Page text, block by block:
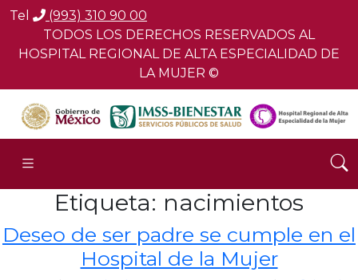
Tel
(993) 310 90 00
TODOS LOS DERECHOS RESERVADOS AL
HOSPITAL REGIONAL DE ALTA ESPECIALIDAD DE
LA MUJER ©
Etiqueta: nacimientos
Deseo de ser padre se cumple en el
Hospital de la Mujer